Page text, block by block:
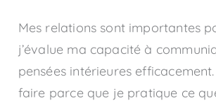
Mes relations sont importantes
j’évalue ma capacité à
pensées intérieures
faire parce que je pratique ce